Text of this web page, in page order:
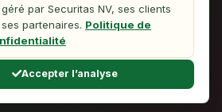
par Securitas NV, ses clients
partenaires. Politique de
Accepter l’analyse